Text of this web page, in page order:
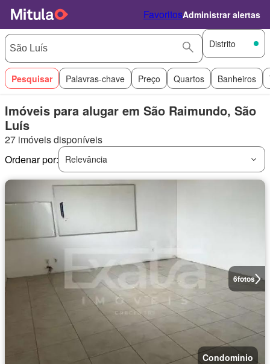
FavoritosAdministrar alertas
Distrito
Pesquisar Palavras-chave Preço Quartos Banheiros
Imóveis para alugar em São Raimundo, São
Luís
27 imóveis disponíveis
Ordenar por:
Relevância
6fotos
Condominio